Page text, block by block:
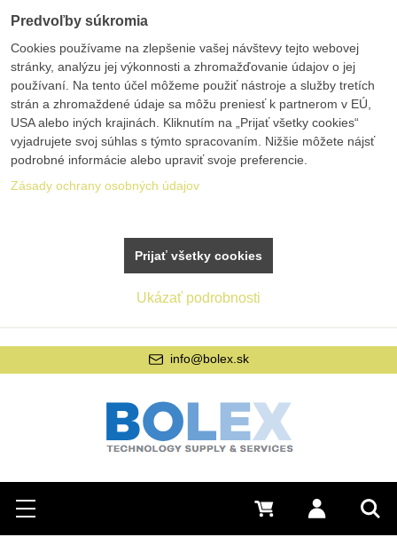
Hľadať
Menu Prihlásiť sa
0 €
info@bolex.sk
Predvoľby súkromia
Cookies používame na zlepšenie vašej návštevy tejto webovej
stránky, analýzu jej výkonnosti a zhromažďovanie údajov o jej
používaní. Na tento účel môžeme použiť nástroje a služby tretích
strán a zhromaždené údaje sa môžu preniesť k partnerom v EÚ,
USA alebo iných krajinách. Kliknutím na „Prijať všetky cookies“
vyjadrujete svoj súhlas s týmto spracovaním. Nižšie môžete nájsť
podrobné informácie alebo upraviť svoje preferencie.
Zásady ochrany osobných údajov
Ukázať podrobnosti
Prijať všetky cookies